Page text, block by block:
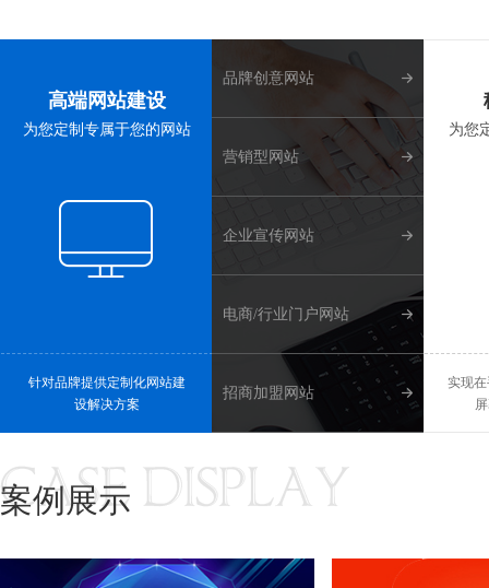
高端网站建设
为您定制专属于您的网站
针对品牌提供定制化网站建
设解决方案
品牌创意网站
营销型网站
企业宣传网站
电商/行业门户网站
招商加盟网站
为您
实现
案例展示